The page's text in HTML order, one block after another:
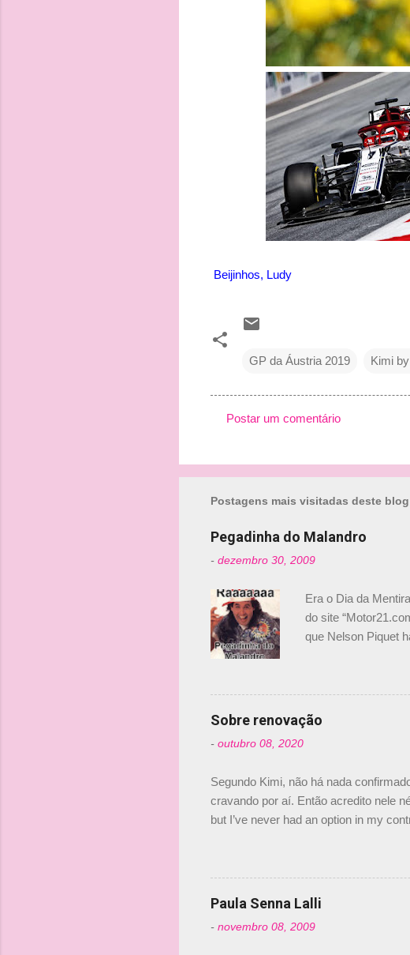
Beijinhos, Ludy
GP da Áustria 2019 Kimi
m
e
t
á
r
i
o
s
Postar um comentário
Postagens mais visitadas deste blog
Pegadinha do Malandro
- dezembro 30, 2009
Era o Dia da
do site
que Nelson Piquet
dirigente foi
verdade, nós
Senna, não
Sobre renovação
- outubro 08, 2020
Segundo Kimi, não há nada
cravando por aí. Então acredito nele
but I’ve never had an option in my
falando sobre o fato do Iceman
@RGrosjean ! #EifelGP 🇩🇪 #F1
Paula Senna Lalli
- novembro 08, 2009